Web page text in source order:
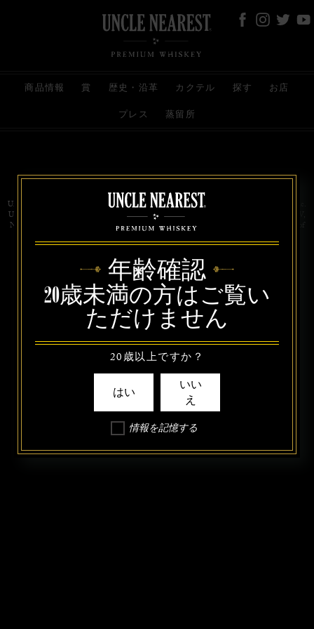
商品情報 賞 歴史・沿革 カクテル 探す お店
プレス 蒸留所
お問い合わせ 代理店 規約と条件
プライバシー
Uncle Nearest Premium Whiskey is wholly and independently owned by Uncle Nearest, Inc.
UNCLE NEAREST, THE BEST WHISKEY MAKER THE WORLD NEVER KNEW,
NATHAN GREEN, NEAREST GREEN, and DRINK HONORABLY are trademarks of
年齢確認
20歳未満の方はご覧い
ただけません
20歳以上ですか？
はい
いい
え
情報を記憶する